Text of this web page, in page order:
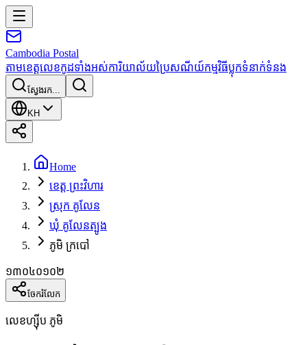
Cambodia Postal
តាមខេត្តលេខកូដទាំងអស់ការិយាល័យប្រៃសណីយ៍កម្មវិធីប្លុកទំនាក់ទំនង
ស្វែងរក...
KH
Home
ខេត្ត ព្រះវិហារ
ស្រុក គូលែន
ឃុំ គូលែនត្បូង
ភូមិ ក្របៅ
១៣០៤០១០២
ចែករំលែក
លេខហ្ស៊ីប ភូមិ